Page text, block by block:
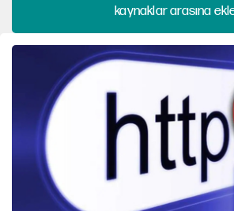
kaynaklar arasına